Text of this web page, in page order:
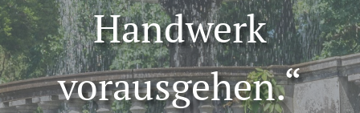
Handwerk
vorausgehen.“